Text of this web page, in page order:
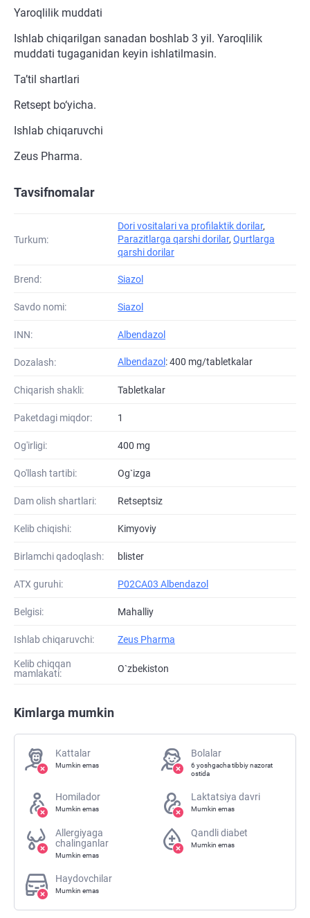
Yaroqlilik muddati
Ishlab chiqarilgan sanadan boshlab 3 yil. Yaroqlilik
muddati tugaganidan keyin ishlatilmasin.
Ta’til shartlari
Retsept bo‘yicha.
Ishlab chiqaruvchi
Zeus Pharma.
Tavsifnomalar
Turkum:
Dori vositalari va profilaktik dorilar,
Parazitlarga qarshi dorilar, Qurtlarga
qarshi dorilar
Brend: Siazol
Savdo nomi: Siazol
INN: Albendazol
Dozalash: Albendazol : 400 mg/tabletkalar
Chiqarish shakli: Tabletkalar
Paketdagi miqdor: 1
Og'irligi: 400 mg
Qo'llash tartibi: Og`izga
Dam olish shartlari: Retseptsiz
Kelib chiqishi: Kimyoviy
Birlamchi qadoqlash: blister
ATХ guruhi: P02CA03 Albendazol
Belgisi: Mahalliy
Ishlab chiqaruvchi: Zeus Pharma
Kelib chiqqan
mamlakati:
O`zbekiston
Kimlarga mumkin
Kattalar
Mumkin emas
Bolalar
6 yoshgacha tibbiy nazorat
ostida
Homilador
Mumkin emas
Laktatsiya davri
Mumkin emas
Allergiyaga
chalinganlar
Mumkin emas
Qandli diabet
Mumkin emas
Haydovchilar
Mumkin emas